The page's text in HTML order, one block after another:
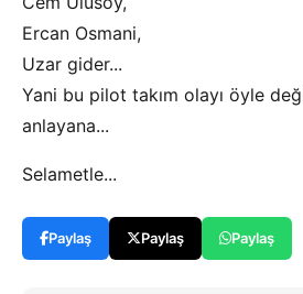
Ercan Osmani,
Uzar gider...
Yani bu pilot takım olayı öyle
anlayana...
Selametle...
Paylaş Paylaş Paylaş